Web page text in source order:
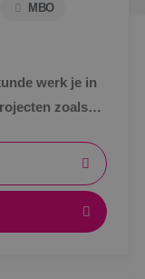
MBO
werk je in
zoals